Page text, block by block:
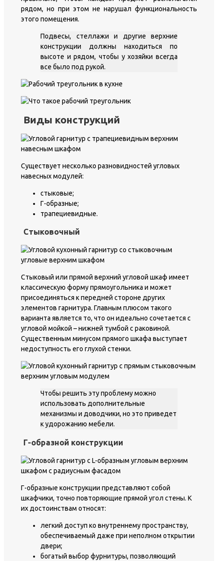
рядом, но при этом не нарушал функциональность
этого помещения.
Подвесы, стеллажи и другие верхние
конструкции должны находиться по
высоте и рядом, чтобы у хозяйки всегда
все было под рукой.
Виды конструкций
Существует несколько разновидностей угловых
навесных модулей:
стыковые;
Г-образные;
трапециевидные.
Стыковочный
Стыковый или прямой верхний угловой шкаф имеет
классическую форму прямоугольника и может
присоединяться к передней стороне других
элементов гарнитура. Главным плюсом такого
варианта является то, что он идеально сочетается с
угловой мойкой – нижней тумбой с раковиной.
Существенным минусом прямого шкафа выступает
недоступность его глухой стенки.
Чтобы решить эту проблему можно
использовать дополнительные
механизмы и доводчики, но это приведет
к удорожанию мебели.
Г-образной конструкции
Г-образные конструкции представляют собой
шкафчики, точно повторяющие прямой угол стены. К
их достоинствам относят:
легкий доступ ко внутреннему пространству,
обеспечиваемый даже при неполном открытии
двери;
богатый выбор фурнитуры, позволяющий